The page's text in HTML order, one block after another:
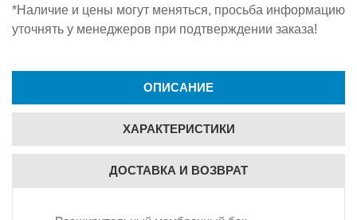
*Наличие и цены могут меняться, просьба информацию
уточнять у менеджеров при подтверждении заказа!
ОПИСАНИЕ
ХАРАКТЕРИСТИКИ
ДОСТАВКА И ВОЗВРАТ